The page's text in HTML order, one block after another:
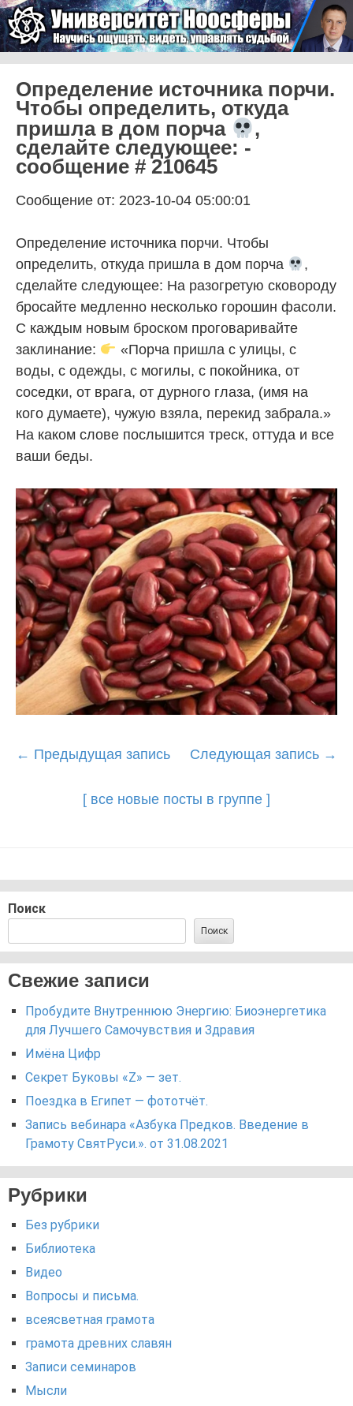
Университет Ноосферы
Определение источника порчи.
Чтобы определить, откуда
пришла в дом порча
,
сделайте следующее: -
сообщение # 210645
Сообщение от: 2023-10-04 05:00:01
Определение источника порчи. Чтобы
определить, откуда пришла в дом порча
,
сделайте следующее: На разогретую сковороду
бросайте медленно несколько горошин фасоли.
С каждым новым броском проговаривайте
заклинание:
«Порча пришла с улицы, с
воды, с одежды, с могилы, с покойника, от
соседки, от врага, от дурного глаза, (имя на
кого думаете), чужую взяла, перекид забрала.»
На каком слове послышится треск, оттуда и все
ваши беды.
Post
← Предыдущая запись Следующая запись →
[ все новые посты в группе ]
Поиск
Поиск
Свежие записи
Пробудите Внутреннюю Энергию: Биоэнергетика
для Лучшего Самочувствия и Здравия
Имёна Цифр
Секрет Буковы «Z» — зет.
Поездка в Египет — фототчёт.
Запись вебинара «Азбука Предков. Введение в
Грамоту СвятРуси.». от 31.08.2021
Рубрики
Без рубрики
Библиотека
Видео
Вопросы и письма.
всеясветная грамота
грамота древних славян
Записи семинаров
Мысли